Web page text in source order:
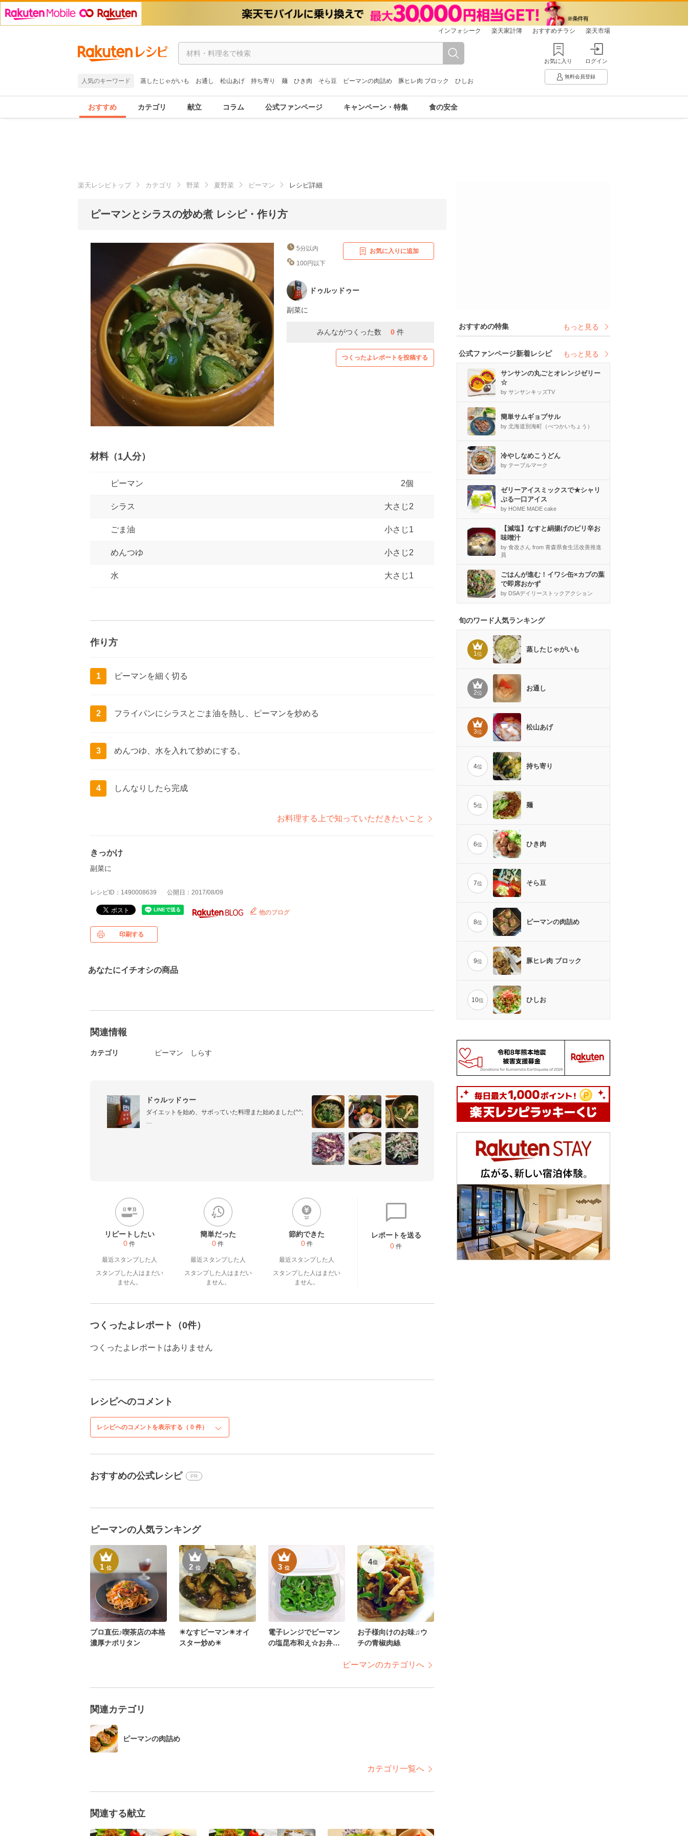
インフォシーク 楽天家計簿 おすすめチラシ 楽天市場
人気のキーワード 蒸したじゃがいも お通し 松山あげ 持ち寄り 麺 ひき肉 そら豆 ピーマンの肉詰め 豚ヒレ肉 ブロック ひしお
お気に入り ログイン
無料会員登録
おすすめ カテゴリ 献立 コラム 公式ファンページ キャンペーン・特集 食の安全
楽天レシピトップ カテゴリ 野菜 夏野菜 ピーマン レシピ詳細
ピーマンとシラスの炒め煮 レシピ・作り方
5分以内
100円以下
お気に入りに追加
ドゥルッドゥー
副菜に
みんながつくった数 0 件
つくったよレポートを投稿する
材料（1人分）
ピーマン 2個
シラス 大さじ2
ごま油 小さじ1
めんつゆ 小さじ2
水 大さじ1
作り方
1 ピーマンを細く切る
2 フライパンにシラスとごま油を熱し、ピーマンを炒める
3 めんつゆ、水を入れて炒めにする。
4 しんなりしたら完成
お料理する上で知っていただきたいこと
きっかけ
副菜に
レシピID：1490008639 公開日：2017/08/09
他のブログ
印刷する
あなたにイチオシの商品
関連情報
カテゴリ ピーマン しらす
ドゥルッドゥー
ダイエットを始め、サボっていた料理また始めました(^^;
リピートしたい
0 件
最近スタンプした人
スタンプした人はまだい
ません。
簡単だった
0 件
最近スタンプした人
スタンプした人はまだい
ません。
節約できた
0 件
最近スタンプした人
スタンプした人はまだい
ません。
レポートを送る
0 件
つくったよレポート（0件）
つくったよレポートはありません
レシピへのコメント
レシピへのコメントを表示する（ 0 件）
おすすめの公式レシピ PR
ピーマンの人気ランキング
1位
プロ直伝♪喫茶店の本格
濃厚ナポリタン
2位
☀なすピーマン☀オイ
スター炒め☀
3位
電子レンジでピーマン
の塩昆布和え☆お弁当
4位
お子様向けのお味♫ウ
チの青椒肉絲
ピーマンのカテゴリへ
関連カテゴリ
ピーマンの肉詰め
カテゴリ一覧へ
関連する献立
おすすめの特集 もっと見る
公式ファンページ新着レシピ もっと見る
サンサンの丸ごとオレンジゼリー
☆
by サンサンキッズTV
簡単サムギョプサル
by 北海道別海町（べつかいちょう）
冷やしなめこうどん
by テーブルマーク
ゼリーアイスミックスで★シャリ
ぷる一口アイス
by HOME MADE cake
【減塩】なすと絹揚げのピリ辛お
味噌汁
by 食改さん from 青森県食生活改善推進
員
ごはんが進む！イワシ缶×カブの葉
で即席おかず
by DSAデイリーストックアクション
旬のワード人気ランキング
1位
蒸したじゃがいも
2位
お通し
3位
松山あげ
4位 持ち寄り
5位 麺
6位 ひき肉
7位 そら豆
8位 ピーマンの肉詰め
9位 豚ヒレ肉 ブロック
10位 ひしお